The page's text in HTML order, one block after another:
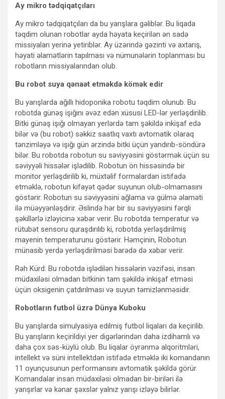
Ay mikro tədqiqatçıları
Ay mikro tədqiqatçıları da bu yarışlara gəliblər. Bu liqada
təqdim olunan robotlar ayda həyata keçirilən ən sadə
missiyaları yerinə yetiriblər. Ay üzərində gəzinti və axtarış,
həyati əlamətlərin tapılması və nümunələrin toplanması bu
robotların missiyalarından olub.
Bu robot suya qənaət etməkdə kömək edir
Bu yarışlarda ağıllı hidoponika robotu təqdim olunub. Bu
robotda günəş işığını əvəz edən xüsusi LED-lər yerləşdirilib.
Bitki günəş işığı olmayan yerlərdə tam şəkildə inkişaf edə
bilər və (bu robot) səkkiz saatlıq vaxtı avtomatik olaraq
tənzimləyə və işığı gün ərzində bitki üçün yandırıb-söndürə
bilər. Bu robotda robotun su səviyyəsini göstərmək üçün su
səviyyəli hissələr işlədilib. Robotun ön hissəsində bir
monitor yerləşdirilib ki, müxtəlif formalardan istifadə
etməklə, robotun kifayət qədər suyunun olub-olmamasını
göstərir. Robotun su səviyyəsini ağlama və gülmə əlaməti
ilə müəyyənləşdirir. Əslində hər bir su səviyyəsini fərqli
şəkillərlə izləyicinə xəbər verir. Bu robotda temperatur və
rütubət sensoru quraşdırılıb ki, robotda yerləşdirilmiş
mayenin temperaturunu göstərir. Həmçinin, Robotun
münasib yerdə yerləşdirilməsi barədə də xəbər verir.
Rəh Kürd: Bu robotda işlədilən hissələrin vəzifəsi, insan
müdaxiləsi olmadan bitkinin tam şəkildə inkişaf etməsi
üçün oksigenin çatdırılması və suyun təmizlənməsidir.
Robotların futbol üzrə Dünya Kuboku
Bu yarışlarda simulyasiya edilmiş futbol liqaları da keçirilib.
Bu yarışların keçirildiyi yer digərlərindən daha izdihamlı və
daha çox səs-küylü olub. Bu liqalar öyrənmə alqoritmləri,
intellekt və süni intellektdən istifadə etməklə iki komandanın
11 oyunçusunun performansını avtomatik şəkildə görür.
Komandalar insan müdaxiləsi olmadan bir-biriləri ilə
yarışırlar və kənar şəxslər yalnız yarışı izləyə bilirlər.